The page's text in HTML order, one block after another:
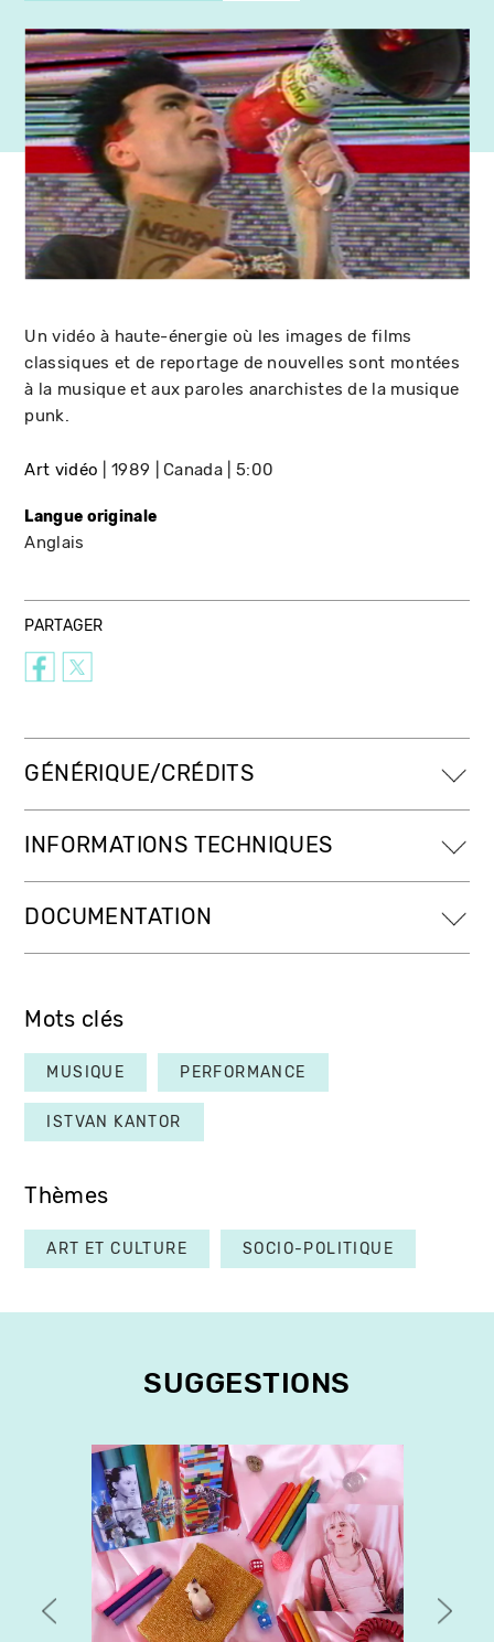
Un vidéo à haute-énergie où les images de films
classiques et de reportage de nouvelles sont montées
à la musique et aux paroles anarchistes de la musique
punk.
Art vidéo 1989 Canada 5:00
Langue originale
Anglais
PARTAGER
GÉNÉRIQUE/CRÉDITS
INFORMATIONS TECHNIQUES
DOCUMENTATION
Mots clés
MUSIQUE PERFORMANCE
ISTVAN KANTOR
Thèmes
ART ET CULTURE SOCIO-POLITIQUE
SUGGESTIONS